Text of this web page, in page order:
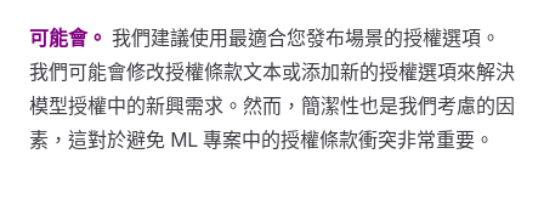
可能會。 我們建議使用最適合您發布場景的授權選項。
我們可能會修改授權條款文本或添加新的授權選項來解決
模型授權中的新興需求。然而，簡潔性也是我們考慮的因
素，這對於避免 ML 專案中的授權條款衝突非常重要。